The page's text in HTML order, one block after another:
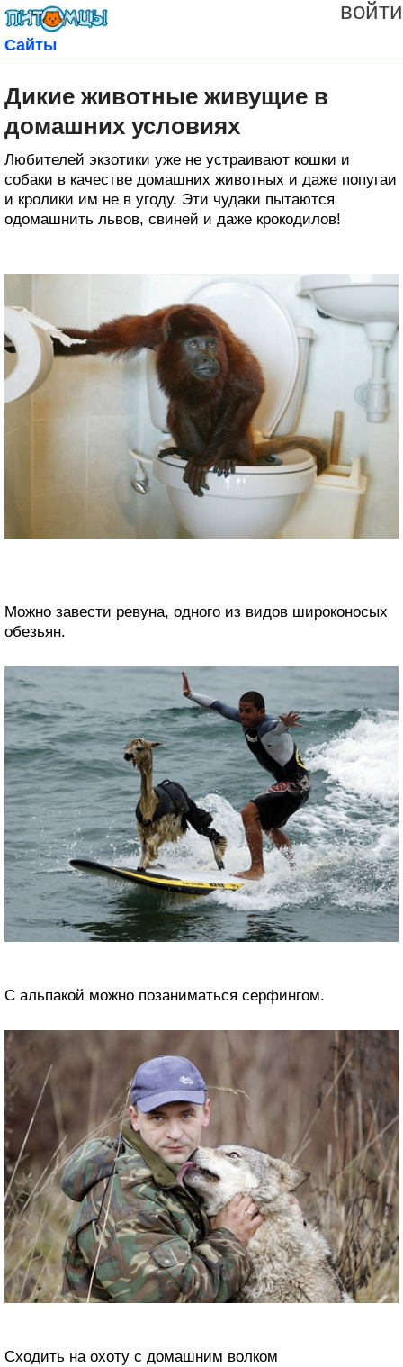
войти
Сайты
Дикие животные живущие в
домашних условиях
Любителей экзотики уже не устраивают кошки и
собаки в качестве домашних животных и даже попугаи
и кролики им не в угоду. Эти чудаки пытаются
одомашнить львов, свиней и даже крокодилов!
Можно завести ревуна, одного из видов широконосых
обезьян.
С альпакой можно позаниматься серфингом.
Сходить на охоту с домашним волком